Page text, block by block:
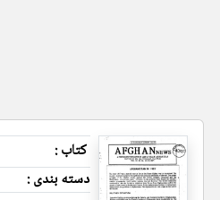
کتاب :
دسته بندی :